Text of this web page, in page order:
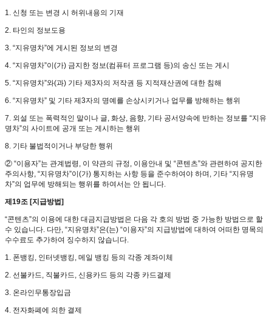
1. 신청 또는 변경 시 허위내용의 기재
2. 타인의 정보도용
3. “지유명차”에 게시된 정보의 변경
4. “지유명차”이(가) 금지한 정보(컴퓨터 프로그램 등)의 송신 또는 게시
5. “지유명차”와(과) 기타 제3자의 저작권 등 지적재산권에 대한 침해
6. “지유명차” 및 기타 제3자의 명예를 손상시키거나 업무를 방해하는 행위
7. 외설 또는 폭력적인 말이나 글, 화상, 음향, 기타 공서양속에 반하는 정보를 “지유
명차”의 사이트에 공개 또는 게시하는 행위
8. 기타 불법적이거나 부당한 행위
② “이용자”는 관계법령, 이 약관의 규정, 이용안내 및 “콘텐츠”와 관련하여 공지한
주의사항, “지유명차”이(가) 통지하는 사항 등을 준수하여야 하며, 기타 “지유명
차”의 업무에 방해되는 행위를 하여서는 안 됩니다.
제19조 [지급방법]
“콘텐츠”의 이용에 대한 대금지급방법은 다음 각 호의 방법 중 가능한 방법으로 할
수 있습니다. 다만, “지유명차”은(는) “이용자”의 지급방법에 대하여 어떠한 명목의
수수료도 추가하여 징수하지 않습니다.
1. 폰뱅킹, 인터넷뱅킹, 메일 뱅킹 등의 각종 계좌이체
2. 선불카드, 직불카드, 신용카드 등의 각종 카드결제
3. 온라인무통장입금
4. 전자화폐에 의한 결제